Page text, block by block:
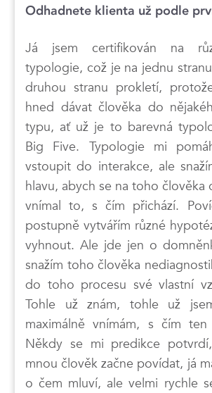
Odhadnete klienta už podle
Já jsem certifikován na
typologie, což je na jednu
druhou stranu prokletí,
hned dávat člověka do
typu, ať už je to barevná
Big Five. Typologie mi
vstoupit do interakce, ale
hlavu, abych se na toho člověka
vnímal to, s čím přichází.
postupně vytvářím různé
vyhnout. Ale jde jen o
snažím toho člověka
do toho procesu své vlastní
Tohle už znám, tohle už
maximálně vnímám, s čím
Někdy se mi predikce
mnou člověk začne povídat, já
o čem mluví, ale velmi rychle